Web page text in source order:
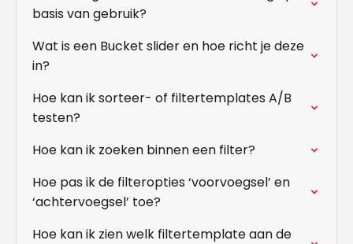
basis van gebruik?
Wat is een Bucket slider en hoe richt je deze
in?
Hoe kan ik sorteer- of filtertemplates A/B
testen?
Hoe kan ik zoeken binnen een filter?
Hoe pas ik de filteropties ‘voorvoegsel’ en
‘achtervoegsel’ toe?
Hoe kan ik zien welk filtertemplate aan de